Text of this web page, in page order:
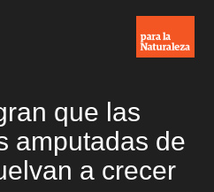
que las
amputadas de
a crecer